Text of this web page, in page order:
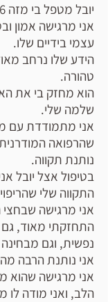
יובל מטפל בי מזה 6 חודשים.
אני מרגישה אמון
עצמי בידיים שלו.
הידע שלו נרחב
טהורה.
הוא מחזק בי את
שלמה שלי.
אני מתמודדת עם
שהרפואה
נותנת תקווה.
בטיפול אצל יובל
התקווה שלי
אני מרגישה
התחזקתי מאוד, גם
נפשית, וגם מבחינה
אני נותנת הרבה
אני מרגישה
הלב, ואני מודה לו